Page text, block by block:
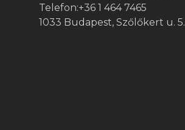
Telefon:+36 1 464 7465
1033 Budapest, Szőlőkert u. 5.